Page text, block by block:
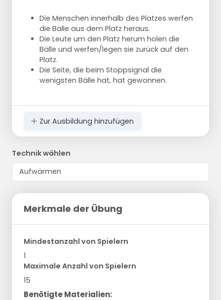
Die Menschen innerhalb des Platzes werfen
die Bälle aus dem Platz heraus.
Die Leute um den Platz herum holen die
Bälle und werfen/legen sie zurück auf den
Platz.
Die Seite, die beim Stoppsignal die
wenigsten Bälle hat, hat gewonnen.
Zur Ausbildung hinzufügen
Technik wählen
Merkmale der Übung
Mindestanzahl von Spielern
1
Maximale Anzahl von Spielern
15
Benötigte Materialien: